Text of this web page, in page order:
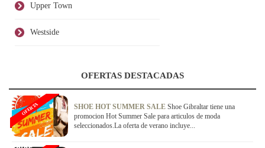
Upper Town
Westside
OFERTAS DESTACADAS
SHOE HOT SUMMER SALE Shoe Gibraltar tiene una
promocion Hot Summer Sale para articulos de moda
seleccionados.La oferta de verano incluye...
OFERTA